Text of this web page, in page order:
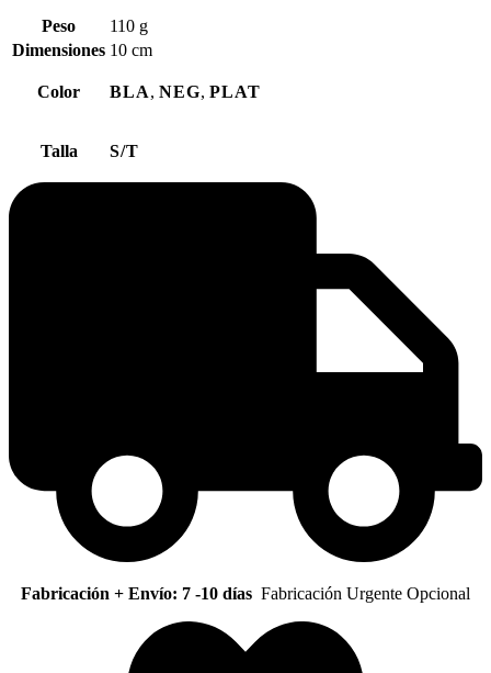
Peso
110 g
Dimensiones 10 cm
Color BLA, NEG, PLAT
Talla S/T
Fabricación + Envío: 7 -10 días Fabricación Urgente Opcional